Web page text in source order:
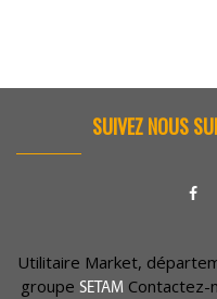
SUIVEZ NOUS
Utilitaire Market,
groupe SETAM Contactez-